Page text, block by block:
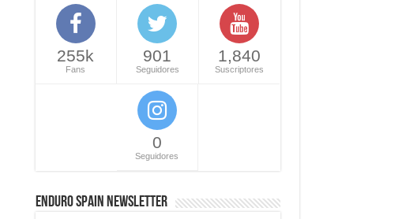
255k
Fans
901
Seguidores
1,840
Suscriptores
0
Seguidores
ENDURO SPAIN NEWSLETTER